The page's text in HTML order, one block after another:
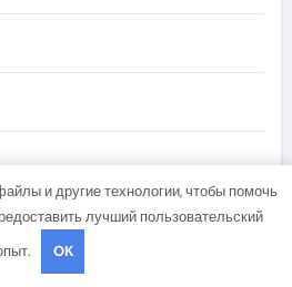
и другие технологии, чтобы помочь
лучший пользовательский
OK